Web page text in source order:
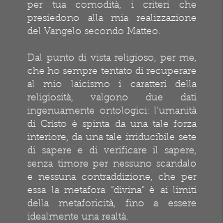
per tua comodità, i criteri che
presiedono alla mia realizzazione
del Vangelo secondo Matteo.
Dal punto di vista religioso, per me,
che ho sempre tentato di recuperare
al mio laicismo i caratteri della
religiosità, valgono due dati
ingenuamente ontologici: l’umanità
di Cristo è spinta da una tale forza
interiore, da una tale irriducibile sete
di sapere e di verificare il sapere,
senza timore per nessuno scandalo
e nessuna contraddizione, che per
essa la metafora “divina” è ai limiti
della metaforicità, fino a essere
idealmente una realtà.